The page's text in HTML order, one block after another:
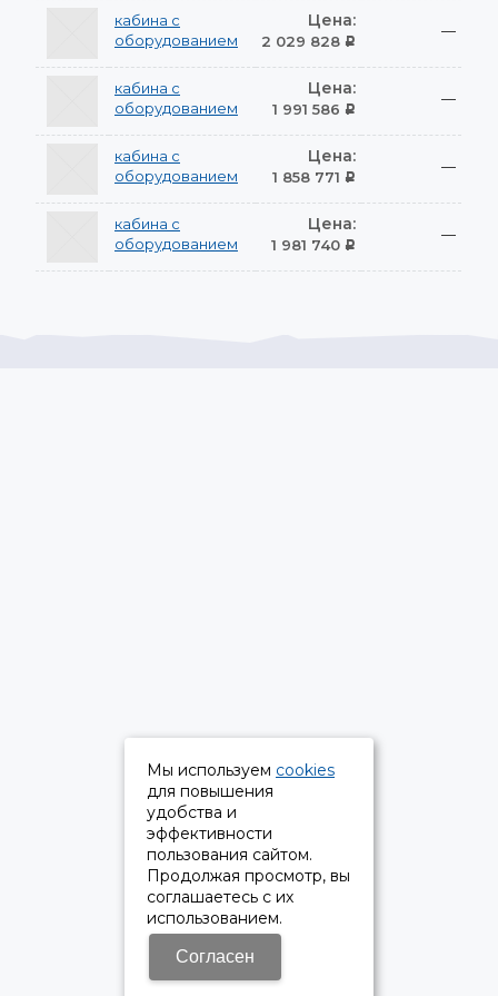
кабина с
оборудованием
Цена:
2 029 828 Р
—
кабина с
оборудованием
Цена:
1 991 586 Р
—
кабина с
оборудованием
Цена:
1 858 771 Р
—
кабина с
оборудованием
Цена:
1 981 740 Р
—
Мы используем cookies
для повышения
удобства и
эффективности
пользования сайтом.
Продолжая просмотр, вы
соглашаетесь с их
использованием.
Согласен